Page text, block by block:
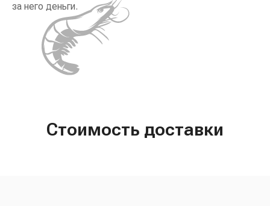
за него деньги.
Стоимость доставки